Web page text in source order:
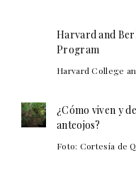
Harvard and
Program
Harvard College
¿Cómo viven y
anteojos?
Foto: Cortesía de